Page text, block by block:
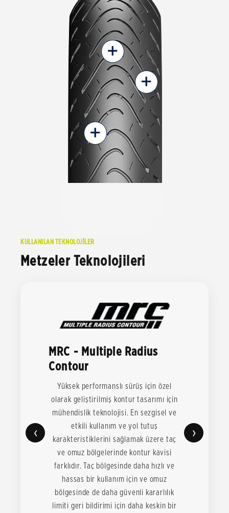
+
+
+
KULLANILAN TEKNOLOJİLER
Metzeler Teknolojileri
‹
MRC - Multiple Radius
Contour
Yüksek performanslı sürüş için özel
olarak geliştirilmiş kontur tasarımı için
mühendislik teknolojisi. En sezgisel ve
etkili kullanım ve yol tutuş
karakteristiklerini sağlamak üzere taç
ve omuz bölgelerinde kontur kavisi
farklıdır. Taç bölgesinde daha hızlı ve
hassas bir kullanım için ve omuz
bölgesinde de daha güvenli kararlılık
limiti geri bildirimi için daha keskin bir
›